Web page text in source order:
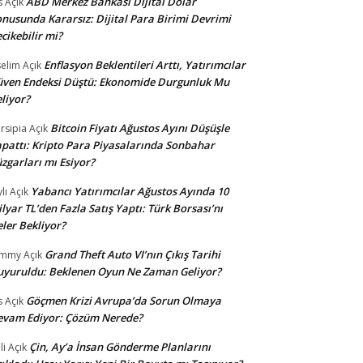
Kararsız: Dijital Para Birimi Devrimi
mi?
Açık Enflasyon Beklentileri Arttı, Yatırımcılar
Endeksi Düştü: Ekonomide Durgunluk Mu
Açık Bitcoin Fiyatı Ağustos Ayını Düşüşle
Kripto Para Piyasalarında Sonbahar
mı Esiyor?
Açık Yabancı Yatırımcılar Ağustos Ayında 10
TL’den Fazla Satış Yaptı: Türk Borsası’nı
Bekliyor?
Açık Grand Theft Auto VI’nın Çıkış Tarihi
Beklenen Oyun Ne Zaman Geliyor?
Açık Göçmen Krizi Avrupa’da Sorun Olmaya
Ediyor: Çözüm Nerede?
Açık Çin, Ay’a İnsan Gönderme Planlarını